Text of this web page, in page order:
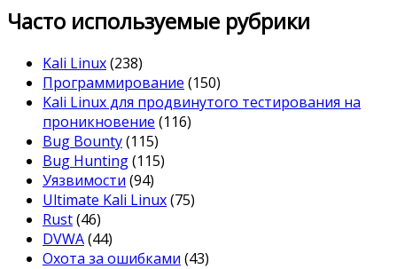
Часто используемые рубрики
Kali Linux(238)
Программирование (150)
Kali Linux для продвинутого тестирования на
проникновение (116)
Bug Bounty(115)
Bug Hunting(115)
Уязвимости (94)
Ultimate Kali Linux(75)
Rust(46)
DVWA(44)
Охота за ошибками (43)